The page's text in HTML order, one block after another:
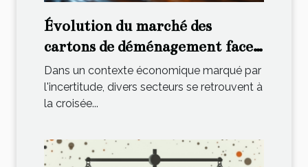
Évolution du marché des
cartons de déménagement face à
la crise économique
Dans un contexte économique marqué par
l'incertitude, divers secteurs se retrouvent à
la croisée...